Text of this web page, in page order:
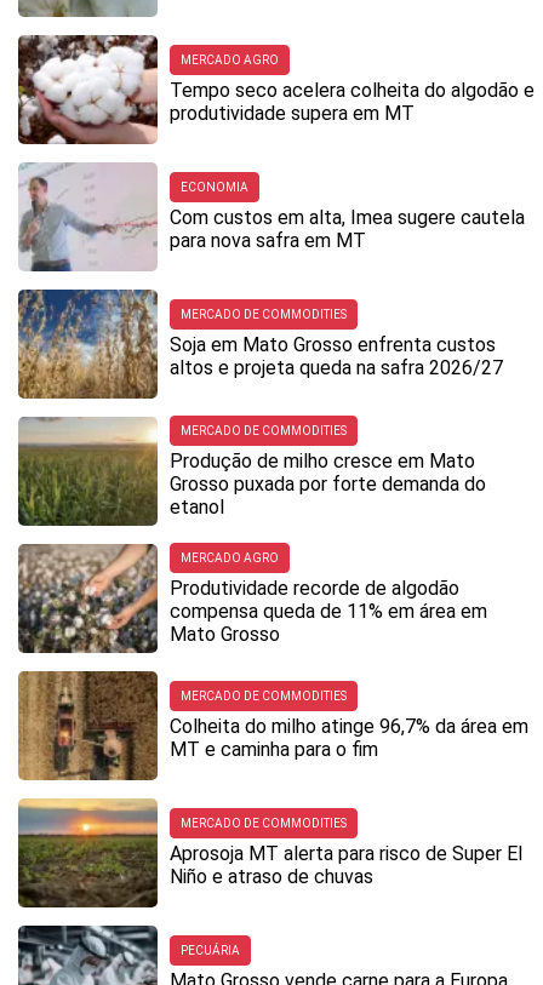
MERCADO AGRO
Tempo seco acelera colheita do algodão e
produtividade supera em MT
ECONOMIA
Com custos em alta, Imea sugere cautela
para nova safra em MT
MERCADO DE COMMODITIES
Soja em Mato Grosso enfrenta custos
altos e projeta queda na safra 2026/27
MERCADO DE COMMODITIES
Produção de milho cresce em Mato
Grosso puxada por forte demanda do
etanol
MERCADO AGRO
Produtividade recorde de algodão
compensa queda de 11% em área em
Mato Grosso
MERCADO DE COMMODITIES
Colheita do milho atinge 96,7% da área em
MT e caminha para o fim
MERCADO DE COMMODITIES
Aprosoja MT alerta para risco de Super El
Niño e atraso de chuvas
PECUÁRIA